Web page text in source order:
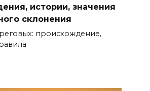
истории, значения
склонения
происхождение,